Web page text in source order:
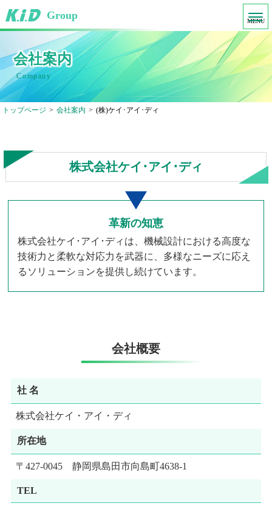
Group MENU
会社案内
Company
トップページ > 会社案内 > (株)ケイ･アイ･ディ
株式会社ケイ･アイ･ディ
革新の知恵
株式会社ケイ･アイ･ディは、機械設計における高度な
技術力と柔軟な対応力を武器に、 多様なニーズに応え
るソリューションを提供し続けています。
会社概要
社 名
株式会社ケイ・アイ・ディ
所在地
〒427-0045 静岡県島田市向島町4638-1
TEL